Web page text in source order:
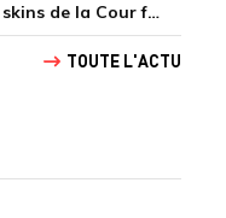
PBE LoL Patch 26.16 : les nouveaux skins de la Cour féérique
TOUTE L'ACTU